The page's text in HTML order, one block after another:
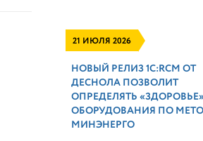
21 ИЮЛЯ 2026
НОВЫЙ РЕЛИЗ 1С:RCM ОТ
ДЕСНОЛА ПОЗВОЛИТ
ОПРЕДЕЛЯТЬ
ОБОРУДОВАНИЯ ПО
МИНЭНЕРГО